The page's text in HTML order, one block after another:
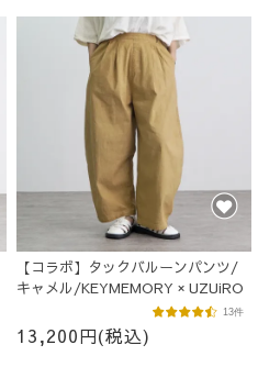
【コラボ】タックバルーンパンツ/
キャメル/KEYMEMORY × UZUiRO
13,200円(税込)
13件